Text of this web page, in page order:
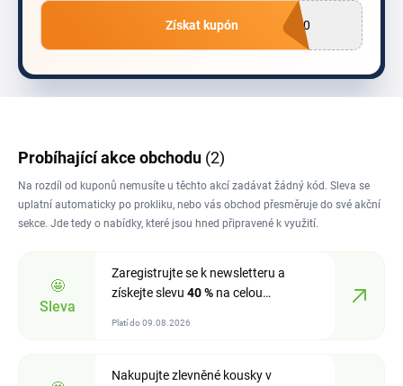
O40
Získat kupón
Probíhající akce obchodu (2)
Na rozdíl od kuponů nemusíte u těchto akcí zadávat žádný kód. Sleva se
uplatní automaticky po prokliku, nebo vás obchod přesměruje do své akční
sekce. Jde tedy o nabídky, které jsou hned připravené k využití.
🤩
Sleva
Zaregistrujte se k newsletteru a
získejte slevu 40 % na celou
Platí do 09.08.2026
Nakupujte zlevněné kousky v